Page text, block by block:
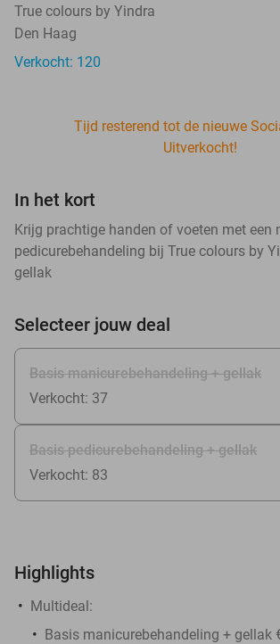
True colours by Yindra
Den Haag
Verkocht: 120
Tijd resterend tot de nieuwe
Uitverkocht!
In het kort
Krijg prachtige handen of voeten met een
pedicurebehandeling bij True colours by
gellak
Selecteer jouw deal
Basis manicurebehandeling + gellak
Verkocht: 37
Basis pedicurebehandeling + gellak
Verkocht: 83
Highlights
Multideal:
Basis manicurebehandeling + gellak